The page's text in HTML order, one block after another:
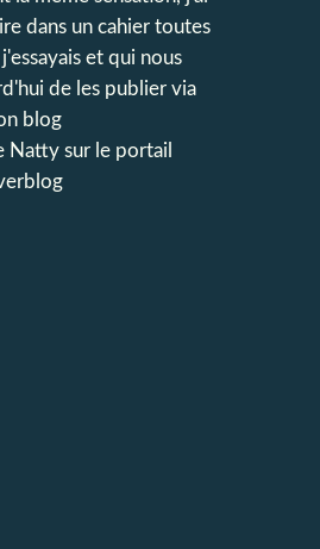
dans un cahier toutes
et qui nous
de les publier via
blog
Natty sur le portail